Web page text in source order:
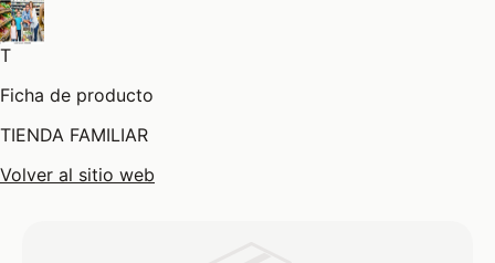
T
Ficha de producto
TIENDA FAMILIAR
Volver al sitio web